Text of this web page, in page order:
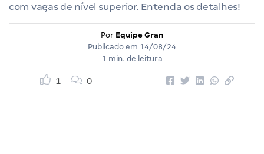
com vagas de nível superior. Entenda os detalhes!
Por Equipe Gran
Publicado em 14/08/24
1 min. de leitura
1 0